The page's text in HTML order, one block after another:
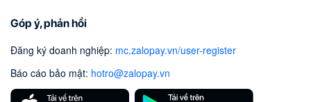
Góp ý, phản hồi
Đăng ký doanh nghiệp: mc.zalopay.vn/user-register
Báo cáo bảo mật: hotro@zalopay.vn